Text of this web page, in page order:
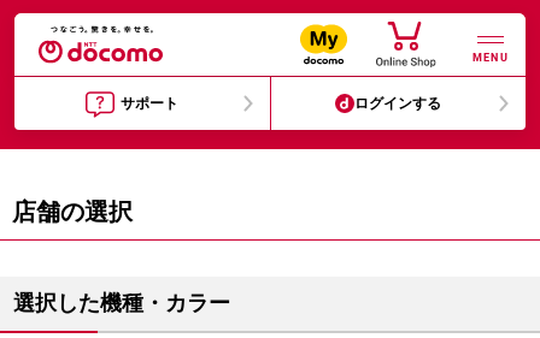
MENU
サポート ログインする
店舗の選択
選択した機種・カラー